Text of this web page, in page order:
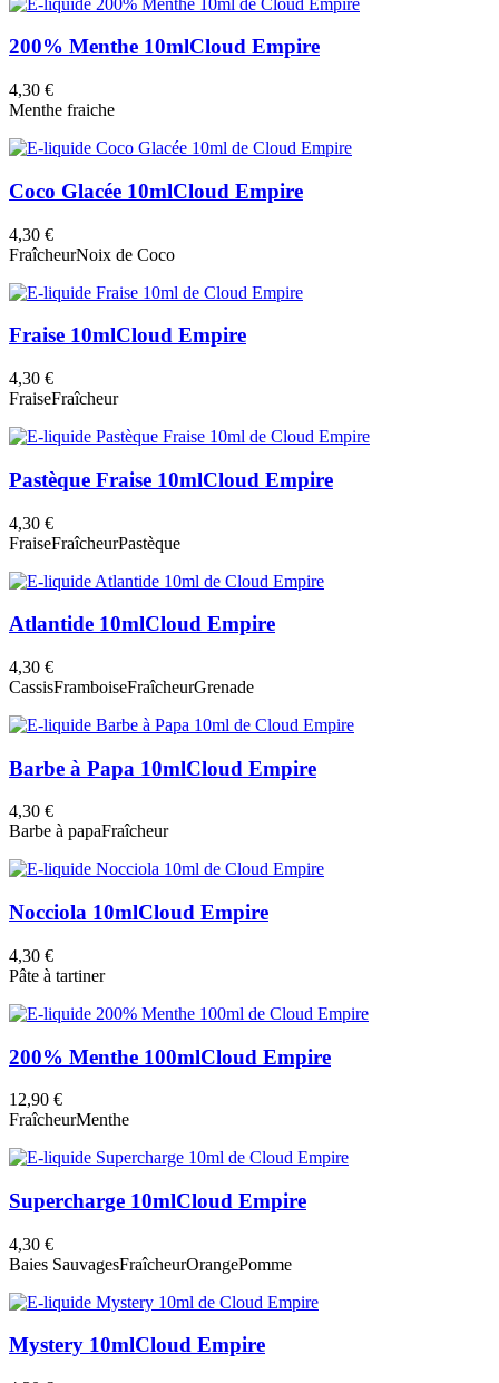
200% Menthe 10mlCloud Empire
4,30 €
Menthe fraiche
Coco Glacée 10mlCloud Empire
4,30 €
FraîcheurNoix de Coco
Fraise 10mlCloud Empire
4,30 €
FraiseFraîcheur
Pastèque Fraise 10mlCloud Empire
4,30 €
FraiseFraîcheurPastèque
Atlantide 10mlCloud Empire
4,30 €
CassisFramboiseFraîcheurGrenade
Barbe à Papa 10mlCloud Empire
4,30 €
Barbe à papaFraîcheur
Nocciola 10mlCloud Empire
4,30 €
Pâte à tartiner
200% Menthe 100mlCloud Empire
12,90 €
FraîcheurMenthe
Supercharge 10mlCloud Empire
4,30 €
Baies SauvagesFraîcheurOrangePomme
Mystery 10mlCloud Empire